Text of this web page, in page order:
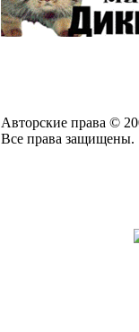
Авторские права ©
Все права защищены.